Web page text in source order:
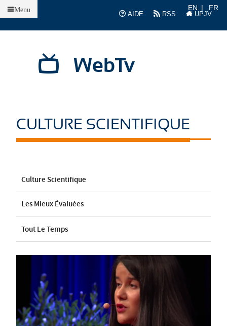
AIDE
RSS UPJV
EN FR
WebTv
Menu
CULTURE SCIENTIFIQUE
Culture Scientifique
Les Mieux Évaluées
Tout Le Temps